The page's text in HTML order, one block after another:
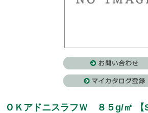
ＯＫアドニスラフＷ ８５g/㎡ 【